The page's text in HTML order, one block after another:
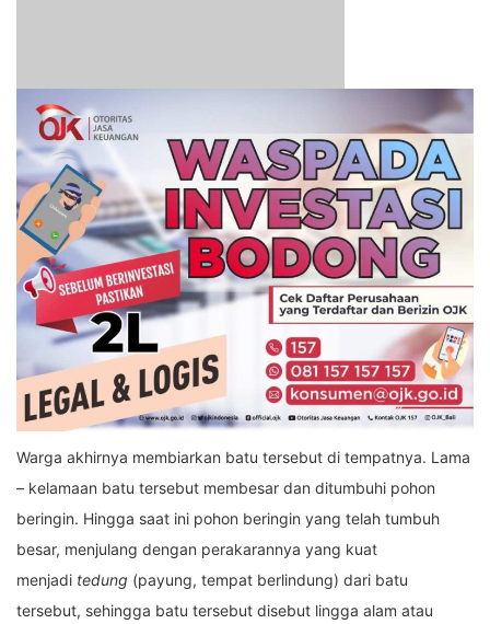
Warga akhirnya membiarkan batu tersebut di tempatnya. Lama
– kelamaan batu tersebut membesar dan ditumbuhi pohon
beringin. Hingga saat ini pohon beringin yang telah tumbuh
besar, menjulang dengan perakarannya yang kuat
menjadi tedung (payung, tempat berlindung) dari batu
tersebut, sehingga batu tersebut disebut lingga alam atau